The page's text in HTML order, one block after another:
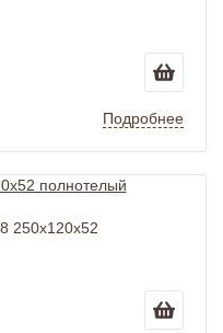
Подробнее
250x120x52